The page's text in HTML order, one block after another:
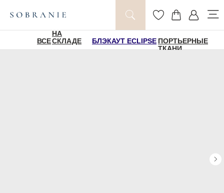
ВСЕ
НА
СКЛАДЕ
БЛЭКАУТ ECLIPSE ПОРТЬЕРНЫЕ
ТКАНИ